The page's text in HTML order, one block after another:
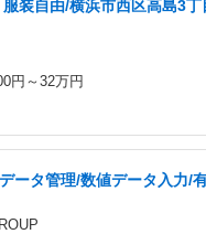
装自由/横浜市西区高島3丁
円～32万円
ータ管理/数値データ入力/